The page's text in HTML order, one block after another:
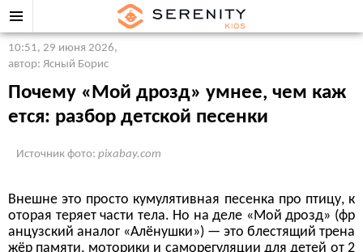
10:51, 29 июня 2026,
автор: Ясный Борис
Почему «Мой дрозд» умнее, чем каж
ется: разбор детской песенки
Источник фото: pixabay.com
Внешне это просто кумулятивная песенка про птицу, к
оторая теряет части тела. Но на деле «Мой дрозд» (фр
анцузский аналог «Алёнушки») — это блестящий трена
жёр памяти, моторики и саморегуляции для детей от 2